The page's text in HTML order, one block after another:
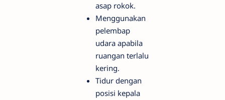
asap rokok.
Menggunakan
pelembap
udara apabila
ruangan terlalu
kering.
Tidur dengan
posisi kepala